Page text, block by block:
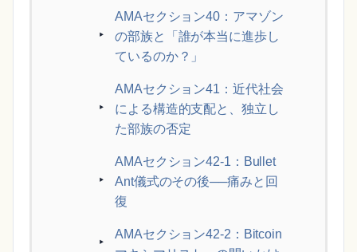
AMAセクション40：アマゾン
の部族と「誰が本当に進歩し
ているのか？」
AMAセクション41：近代社会
による構造的支配と、独立し
た部族の否定
AMAセクション42-1：Bullet
Ant儀式のその後──痛みと回
復
AMAセクション42-2：Bitcoin